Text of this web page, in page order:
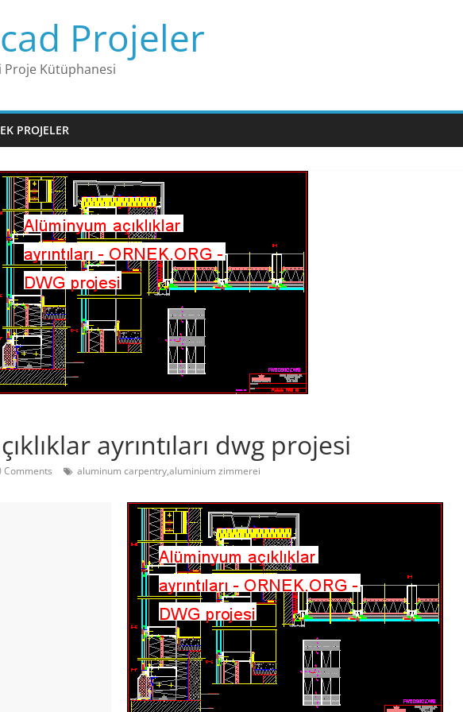
Projeler
Proje Kütüphanesi
PROJELER
ayrıntıları dwg projesi
Comments aluminum carpentry,aluminium zimmerei